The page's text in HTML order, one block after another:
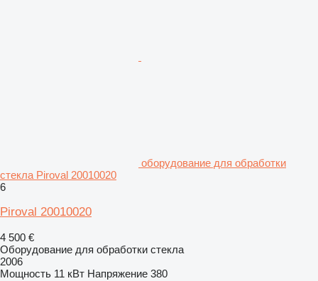
оборудование для обработки
стекла Piroval 20010020
6
Piroval 20010020
4 500 €
Оборудование для обработки стекла
2006
Мощность 11 кВт Напряжение 380